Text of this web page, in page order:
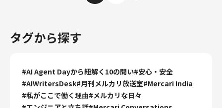
タグから探す
#AI Agent Dayから紐解く10の問い#安心・安全
#AIWritersDesk#月刊メルカリ放送室#Mercari India
#私がここで働く理由#メルカリな日々